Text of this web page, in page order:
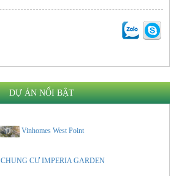
DỰ ÁN NỔI BẬT
Vinhomes West Point
CHUNG CƯ IMPERIA GARDEN